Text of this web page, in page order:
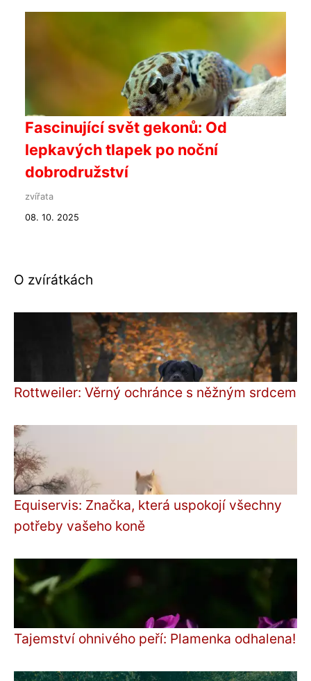
Fascinující svět gekonů: Od
lepkavých tlapek po noční
dobrodružství
zvířata
08. 10. 2025
O zvírátkách
Rottweiler: Věrný ochránce s něžným srdcem
Equiservis: Značka, která uspokojí všechny
potřeby vašeho koně
Tajemství ohnivého peří: Plamenka odhalena!